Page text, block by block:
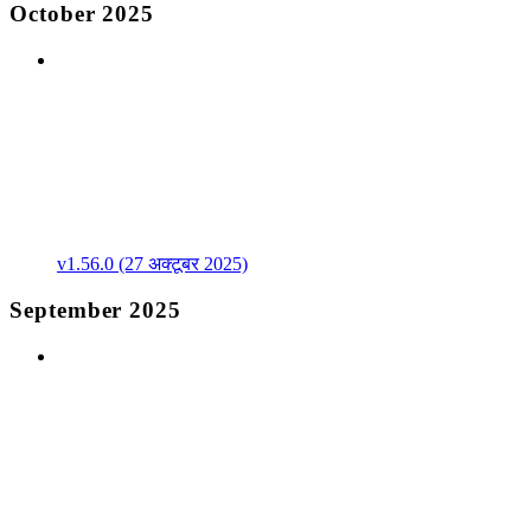
October 2025
v1.56.0 (27 अक्टूबर 2025)
September 2025